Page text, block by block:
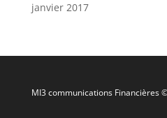
janvier 2017
MI3 communications Financières